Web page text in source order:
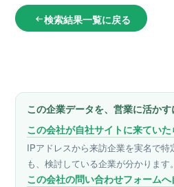
arrow_left_alt検索結果一覧に戻る
この企業データを、営業に活かす
この会社が自社サイトに来てい
IPアドレスから来訪企業を実名で特
も、検討している企業が分かります。
この会社の問い合わせフォーム